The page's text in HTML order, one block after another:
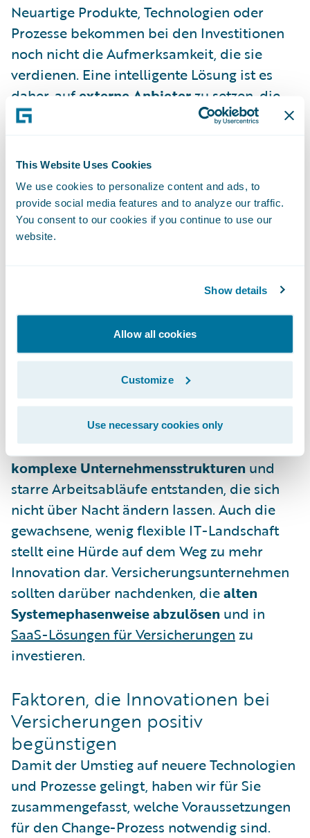
This Website Uses Cookies
We use cookies to personalize content and ads, to
provide social media features and to analyze our traffic.
You consent to our cookies if you continue to use our
website.
Show details
Allow all cookies
Customize
Use necessary cookies only
Neuartige Produkte, Technologien oder
Prozesse bekommen bei den Investitionen
noch nicht die Aufmerksamkeit, die sie
verdienen. Eine intelligente Lösung ist es
daher, aufexterne Anbieterzu setzen, die
Cloud-basierte Standardsoftware anbieten,
Datenschutzes und Compliance gerecht
wird. Gleichzeitig sparen Sie so Kosten für
Pflege und Wartung der Altsysteme. Die
freiwerdenden Kapazitätenkönnen Sie
schließlich für
Versicherungen sind Organisationen, die auf
einem langfristigen Geschäftsmodell
aufbauen. Stabile Rahmenbedingungen und
geringer Konkurrenzdruck sorgten lange
Zeit für gute Ergebnisse, so dass
Innovationen nur inkrementell erfolgten.
Außerdem sind in dieser Zeit viele
komplexe Unternehmensstrukturen und
starre Arbeitsabläufe entstanden, die sich
nicht über Nacht ändern lassen. Auch die
gewachsene, wenig flexible IT-Landschaft
stellt eine Hürde auf dem Weg zu mehr
Innovation dar. Versicherungsunternehmen
sollten darüber nachdenken, diealten
Systemephasenweise abzulösen und in
SaaS-Lösungen für Versicherungen zu
investieren.
Faktoren, die Innovationen bei
Versicherungen positiv
begünstigen
Damit der Umstieg auf neuere Technologien
und Prozesse gelingt, haben wir für Sie
zusammengefasst, welche Voraussetzungen
für den Change-Prozess notwendig sind.